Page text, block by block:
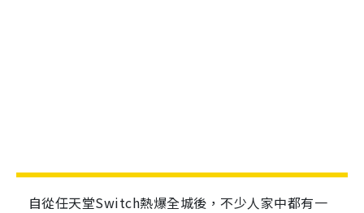
自從任天堂Switch熱爆全城後，不少人家中都有一